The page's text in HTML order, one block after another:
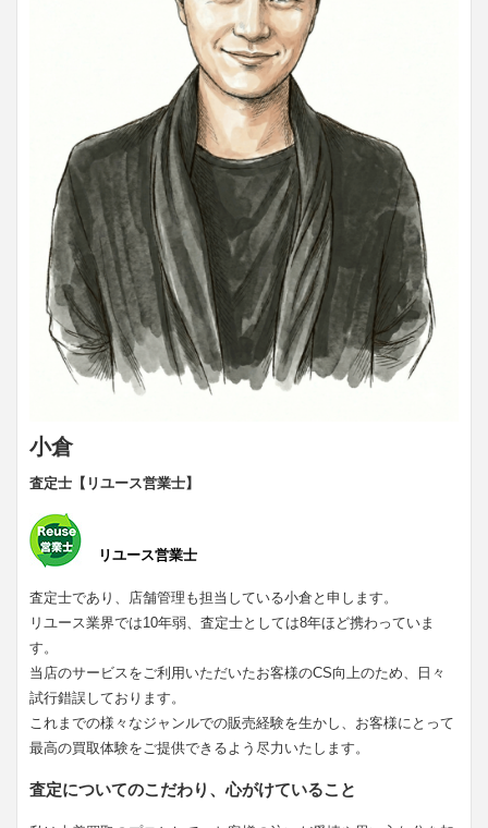
小倉
査定士【リユース営業士】
リユース営業士
査定士であり、店舗管理も担当している小倉と申します。
リユース業界では10年弱、査定士としては8年ほど携わっていま
す。
当店のサービスをご利用いただいたお客様のCS向上のため、日々
試行錯誤しております。
これまでの様々なジャンルでの販売経験を生かし、お客様にとって
最高の買取体験をご提供できるよう尽力いたします。
査定についてのこだわり、心がけていること